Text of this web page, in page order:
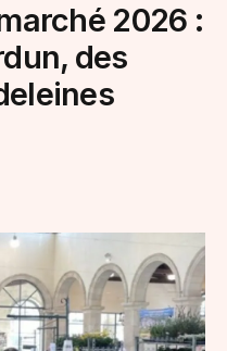
2026 :
des